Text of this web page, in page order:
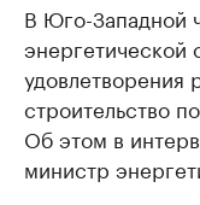
В Юго-Западной
удовлетворения
строительство
Об этом в
министр